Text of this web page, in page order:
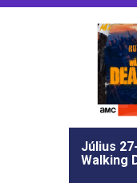
Július
Walking